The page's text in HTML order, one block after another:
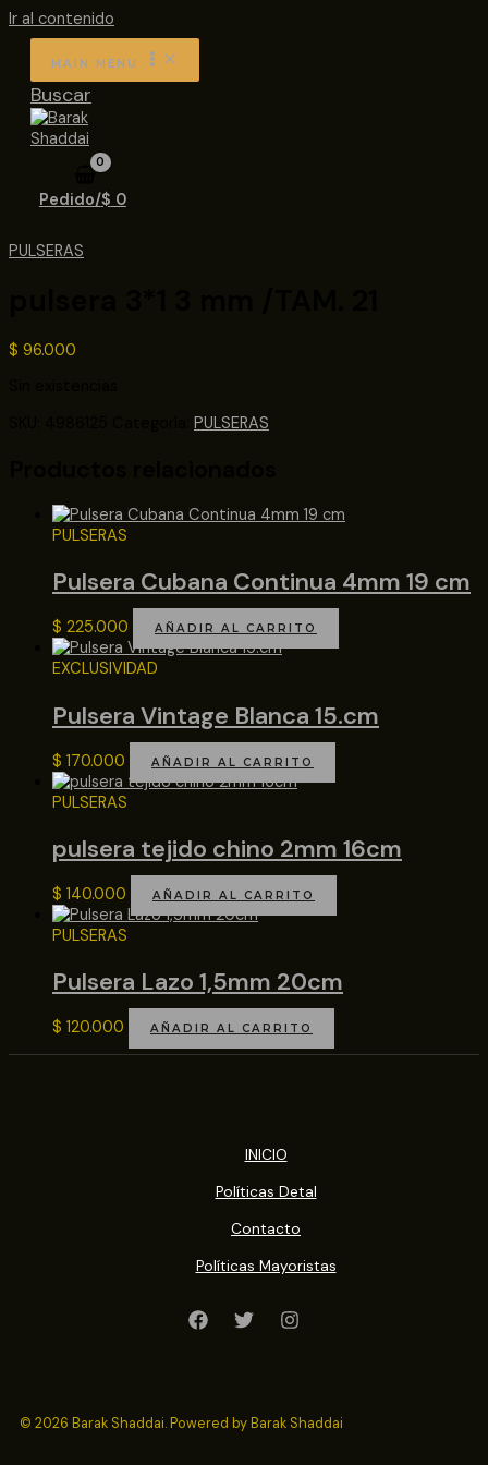
Ir al contenido
MAIN MENU
Buscar
Pedido/$ 0
PULSERAS
$ 96.000
PULSERAS
PULSERAS
Pulsera Cubana Continua 4mm 19 cm
$ 225.000 AÑADIR AL CARRITO
EXCLUSIVIDAD
Pulsera Vintage Blanca 15.cm
$ 170.000 AÑADIR AL CARRITO
PULSERAS
pulsera tejido chino 2mm 16cm
$ 140.000 AÑADIR AL CARRITO
PULSERAS
Pulsera Lazo 1,5mm 20cm
$ 120.000 AÑADIR AL CARRITO
INICIO
Políticas Detal
Contacto
Políticas Mayoristas
© 2026 Barak Shaddai. Powered by Barak Shaddai